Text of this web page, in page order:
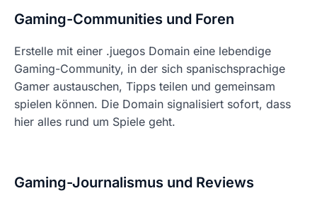
Gaming-Communities und Foren
Erstelle mit einer .juegos Domain eine lebendige
Gaming-Community, in der sich spanischsprachige
Gamer austauschen, Tipps teilen und gemeinsam
spielen können. Die Domain signalisiert sofort, dass
hier alles rund um Spiele geht.
Gaming-Journalismus und Reviews